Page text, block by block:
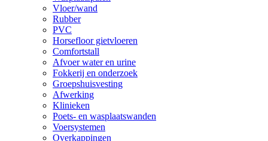
Vloer/wand
Rubber
PVC
Horsefloor gietvloeren
Comfortstall
Afvoer water en urine
Fokkerij en onderzoek
Groepshuisvesting
Afwerking
Klinieken
Poets- en wasplaatswanden
Voersystemen
Overkappingen